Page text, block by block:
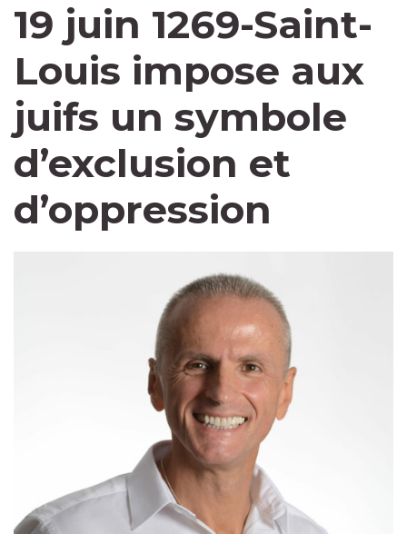
19 juin 1269-Saint-
Louis impose aux
juifs un symbole
d’exclusion et
d’oppression